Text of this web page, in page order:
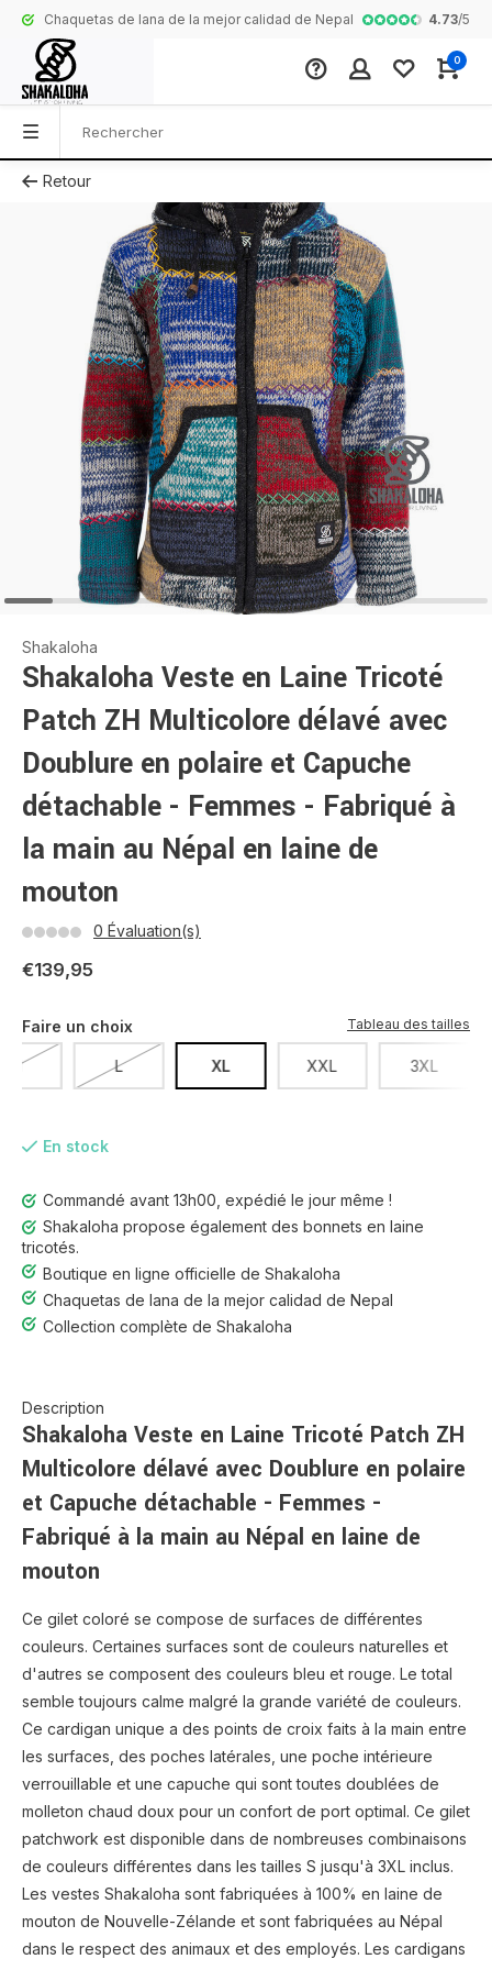
Chaquetas de lana de la mejor calidad de Nepal Collection
4.73/5
0
Retour
Shakaloha
Shakaloha Veste en Laine Tricoté
Patch ZH Multicolore délavé avec
Doublure en polaire et Capuche
détachable - Femmes - Fabriqué à
la main au Népal en laine de
mouton
0 Évaluation(s)
€139,95
Faire un choix
M L XL XXL 3XL
Tableau des tailles
En stock
Commandé avant 13h00, expédié le jour même !
Shakaloha propose également des bonnets en laine
tricotés.
Boutique en ligne officielle de Shakaloha
Chaquetas de lana de la mejor calidad de Nepal
Collection complète de Shakaloha
Description
Shakaloha Veste en Laine Tricoté Patch ZH
Multicolore délavé avec Doublure en polaire
et Capuche détachable - Femmes -
Fabriqué à la main au Népal en laine de
mouton
Ce gilet coloré se compose de surfaces de différentes
couleurs. Certaines surfaces sont de couleurs naturelles et
d'autres se composent des couleurs bleu et rouge. Le total
semble toujours calme malgré la grande variété de couleurs.
Ce cardigan unique a des points de croix faits à la main entre
les surfaces, des poches latérales, une poche intérieure
verrouillable et une capuche qui sont toutes doublées de
molleton chaud doux pour un confort de port optimal. Ce gilet
patchwork est disponible dans de nombreuses combinaisons
de couleurs différentes dans les tailles S jusqu'à 3XL inclus.
Les vestes Shakaloha sont fabriquées à 100% en laine de
mouton de Nouvelle-Zélande et sont fabriquées au Népal
dans le respect des animaux et des employés. Les cardigans